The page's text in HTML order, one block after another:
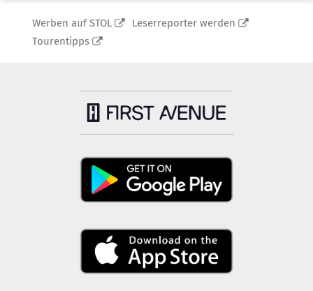
Werben auf STOL
Leserreporter werden
Tourentipps